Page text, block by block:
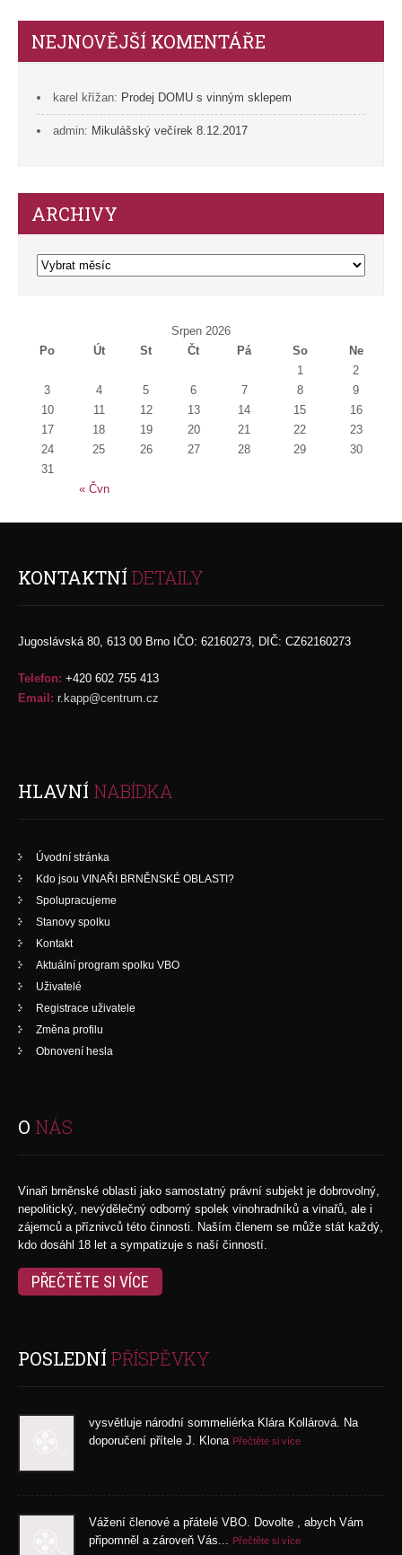
NEJNOVĚJŠÍ KOMENTÁŘE
karel křížan: Prodej DOMU s vinným sklepem
admin: Mikulášský večírek 8.12.2017
ARCHIVY
Archivy
Srpen 2026
Po
Út St Čt Pá So Ne
« Čvn
1
2
3
4 5 6 7 8
9
10
11 12 13 14 15
16
17
18 19 20 21 22
23
24
25 26 27 28 29
30
31
KONTAKTNÍ DETAILY
Jugoslávská 80, 613 00 Brno IČO: 62160273, DIČ: CZ62160273
Telefon: +420 602 755 413
Email: r.kapp@centrum.cz
HLAVNÍ NABÍDKA
Úvodní stránka
Kdo jsou VINAŘI BRNĚNSKÉ OBLASTI?
Spolupracujeme
Stanovy spolku
Kontakt
Aktuální program spolku VBO
Uživatelé
Registrace uživatele
Změna profilu
Obnovení hesla
O NÁS
Vinaři brněnské oblasti jako samostatný právní subjekt je dobrovolný,
nepolitický, nevýdělečný odborný spolek vinohradníků a vinařů, ale i
zájemců a příznivců této činnosti. Naším členem se může stát každý,
kdo dosáhl 18 let a sympatizuje s naší činností.
PŘEČTĚTE SI VÍCE
POSLEDNÍ PŘÍSPĚVKY
vysvětluje národní sommeliérka Klára Kollárová. Na
doporučení přítele J. Klona Přečtěte si více
Vážení členové a přátelé VBO. Dovolte , abych Vám
připomněl a zároveň Vás...
Přečtěte si více